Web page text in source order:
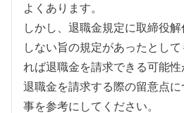
よくあります。
しかし、退職金規定に取締役
しない旨の規定があったとし
れば退職金を請求できる可能性
退職金を請求する際の留意点
事を参考にしてください。